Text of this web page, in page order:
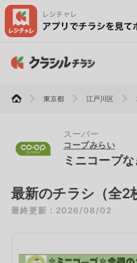
東京都 江戸川区
スーパー
コープみらい
ミニコープ
最新のチラシ（全2
最終更新：2026/08/02